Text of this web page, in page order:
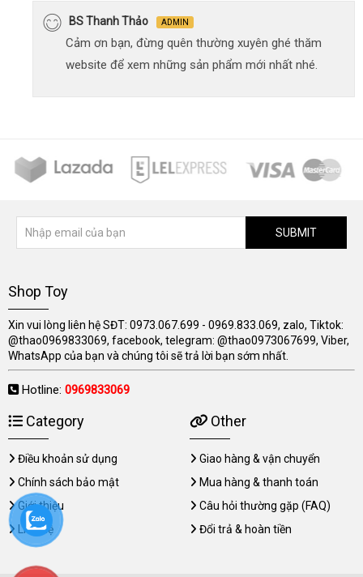
BS Thanh Thảo ADMIN
Cảm ơn bạn, đừng quên thường xuyên ghé thăm
website để xem những sản phẩm mới nhất nhé.
SUBMIT
Shop Toy
Xin vui lòng liên hệ SĐT: 0973.067.699 - 0969.833.069, zalo, Tiktok:
@thao0969833069, facebook, telegram: @thao0973067699, Viber,
WhatsApp của bạn và chúng tôi sẽ trả lời bạn sớm nhất.
Hotline: 0969833069
Category
Điều khoản sử dụng
Chính sách bảo mật
Giới thiệu
Liên hệ
Other
Giao hàng & vận chuyển
Mua hàng & thanh toán
Câu hỏi thường gặp (FAQ)
Đổi trả & hoàn tiền